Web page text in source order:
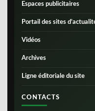
Espaces publicitaires
Portail des sites
Vidéos
Archives
Ligne éditoriale du site
CONTACTS